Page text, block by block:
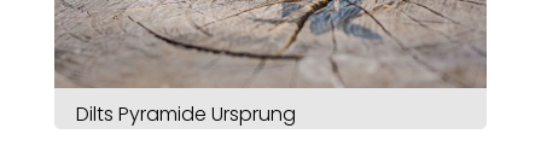
Dilts Pyramide Ursprung